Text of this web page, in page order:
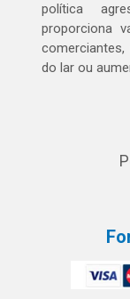
política
proporciona
do lar ou